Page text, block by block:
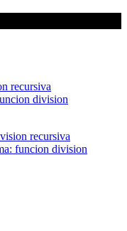
division
funcion division